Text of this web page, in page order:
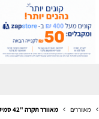
מאווררים מאוורר תקרה "42 סמיקום דגם SENS CCT20W + שלט